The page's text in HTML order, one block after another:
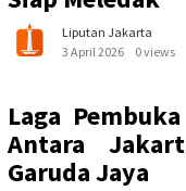
Liputan Jakarta
3 April 2026
0 views
Laga
Antara
Garuda Jaya